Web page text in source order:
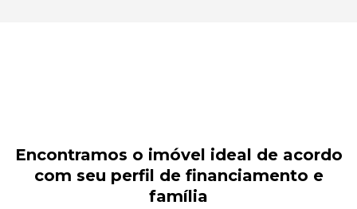
Encontramos o imóvel ideal de acordo
com seu perfil de financiamento e
família